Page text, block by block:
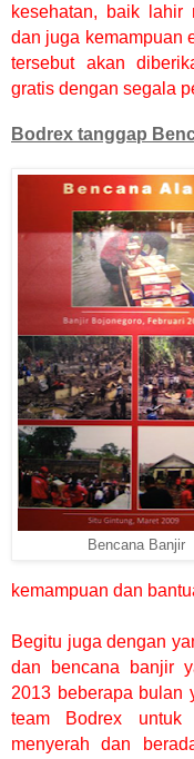
kesehatan, baik lahir
dan juga kemampuan
tersebut akan
gratis dengan segala
Bodrex tanggap
Bencana Banjir
kemampuan dan
Begitu juga dengan
dan bencana banjir
2013 beberapa bulan
team Bodrex untuk
menyerah dan